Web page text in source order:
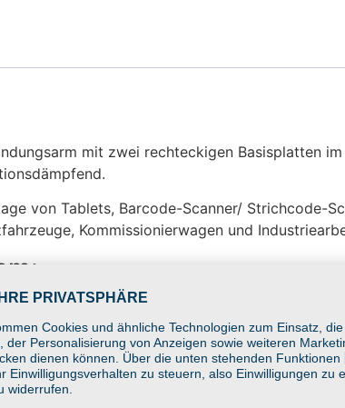
mit zwei rechteckigen Basisplatten
von Tablets, Barcode-Scanner/ Strichcode-
Kommissionierwagen und
AMPS-Basisplatten
Scannern & kompakten Displays
Kunststoff